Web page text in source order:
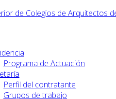
Programa de Actuación
Perfil del contratante
Grupos de trabajo